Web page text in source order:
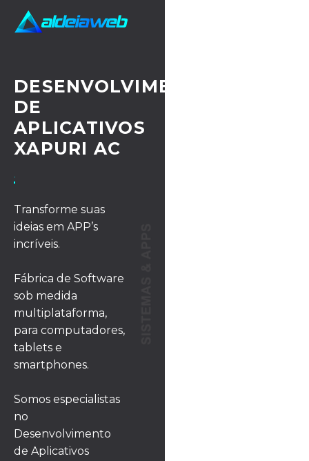
DESENVOLVIMENTO
DE
APLICATIVOS
XAPURI AC
· UX/UI DESIGN
Transforme suas
ideias em APP’s
incríveis.
Fábrica de Software
sob medida
multiplataforma,
para computadores,
tablets e
smartphones.
Somos especialistas
no
Desenvolvimento
de Aplicativos